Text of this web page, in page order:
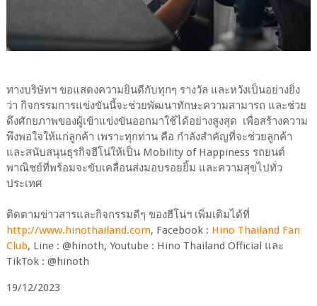
ทางบริษัทฯ ขอแสดงความยินดีกับทุกๆ รางวัล และหวังเป็นอย่างยิ่ง
ว่า กิจกรรมการแข่งขันนี้จะช่วยพัฒนาทักษะความสามารถ และช่วย
ดึงศักยภาพของผู้เข้าแข่งขันออกมาใช้ได้อย่างสูงสุด เพื่อสร้างความ
พึงพอใจให้แก่ลูกค้า เพราะทุกท่าน คือ กำลังสำคัญที่จะช่วยลูกค้า
และสนับสนุนธุรกิจฮีโน่ให้เป็น Mobility of Happiness รถยนต์
พาณิชย์ที่พร้อมจะขับเคลื่อนส่งมอบรอยยิ้ม และความสุขไปทั่ว
ประเทศ
ติดตามข่าวสารและกิจกรรมดีๆ ของฮีโน่ฯ เพิ่มเติมได้ที่
http://www.hinothailand.com, Facebook : Hino Thailand Fan
Club, Line : @hinoth, Youtube : Hino Thailand Official และ
TikTok : @hinoth
19/12/2023